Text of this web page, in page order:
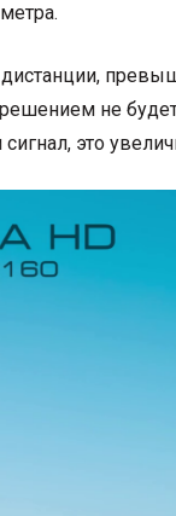
дистанции,
не
это